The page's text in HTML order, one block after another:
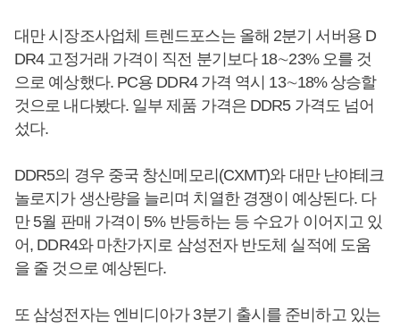
대만 시장조사업체 트렌드포스는 올해 2분기 서버용 D
DR4 고정거래 가격이 직전 분기보다 18∼23% 오를 것
으로 예상했다. PC용 DDR4 가격 역시 13∼18% 상승할
것으로 내다봤다. 일부 제품 가격은 DDR5 가격도 넘어
섰다.
DDR5의 경우 중국 창신메모리(CXMT)와 대만 냔야테크
놀로지가 생산량을 늘리며 치열한 경쟁이 예상된다. 다
만 5월 판매 가격이 5% 반등하는 등 수요가 이어지고 있
어, DDR4와 마찬가지로 삼성전자 반도체 실적에 도움
을 줄 것으로 예상된다.
또 삼성전자는 엔비디아가 3분기 출시를 준비하고 있는